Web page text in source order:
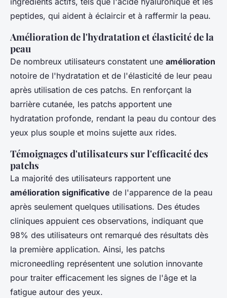
peptides, qui aident à éclaircir et à raffermir la peau.
Amélioration de l'hydratation et élasticité de la
peau
De nombreux utilisateurs constatent une amélioration
notoire de l'hydratation et de l'élasticité de leur peau
après utilisation de ces patchs. En renforçant la
barrière cutanée, les patchs apportent une
hydratation profonde, rendant la peau du contour des
yeux plus souple et moins sujette aux rides.
Témoignages d'utilisateurs sur l'efficacité des
patchs
La majorité des utilisateurs rapportent une
amélioration significative de l'apparence de la peau
après seulement quelques utilisations. Des études
cliniques appuient ces observations, indiquant que
98% des utilisateurs ont remarqué des résultats dès
la première application. Ainsi, les patchs
microneedling représentent une solution innovante
pour traiter efficacement les signes de l'âge et la
fatigue autour des yeux.